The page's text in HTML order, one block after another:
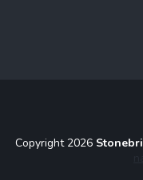
Copyright 2026